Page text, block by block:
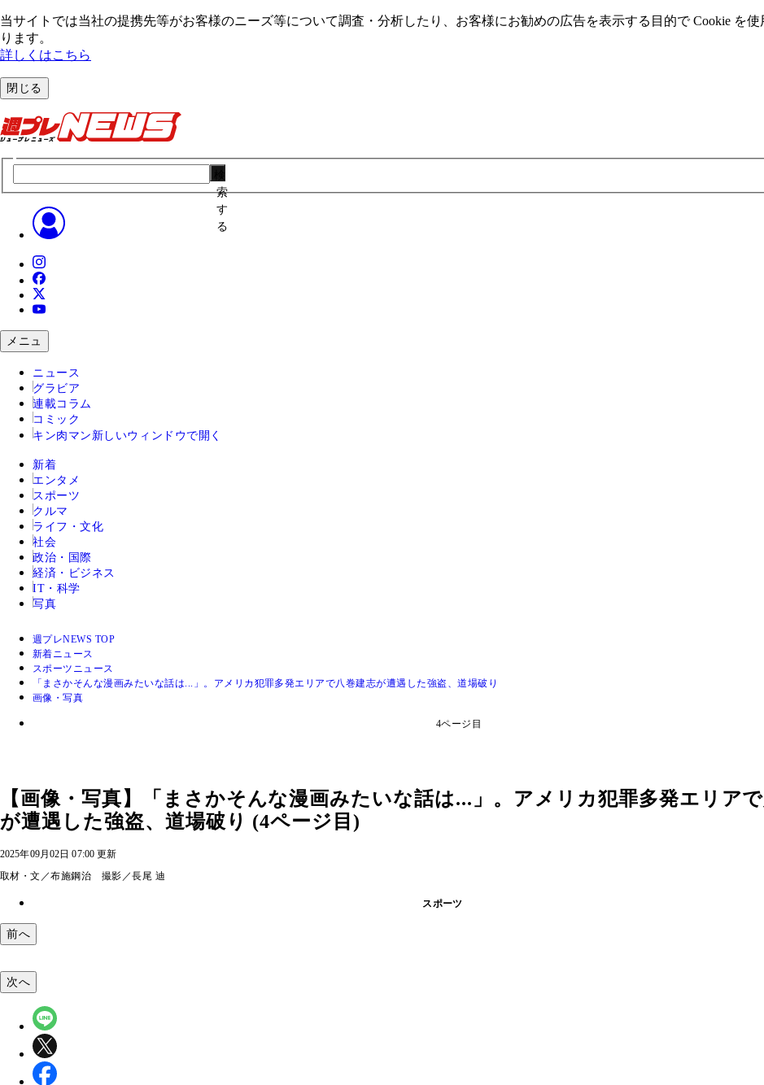
当サイトでは当社の提携先等がお客様のニーズ等について調査・分析したり、お客様にお勧めの広告を表⽰する⽬的で Cookie を使
ります。
詳しくはこちら
閉じる
索
す
る
メニュ
ニュース
グラビア
連載コラム
コミック
キン肉マン 新しいウィンドウで開く
新着
エンタメ
スポーツ
クルマ
ライフ・文化
社会
政治・国際
経済・ビジネス
IT・科学
写真
週プレNEWS TOP
新着ニュース
スポーツニュース
「まさかそんな漫画みたいな話は...」。アメリカ犯罪多発エリアで八巻建志が遭遇した強盗、道場破り
画像・写真
4ページ目
【画像・写真】「まさかそんな漫画みたいな話は...」。アメリカ犯罪多発エリア
が遭遇した強盗、道場破り (4ページ目)
2025年09月02日 07:00 更新
取材・文／布施鋼治 撮影／長尾 迪
スポーツ
前へ
次へ